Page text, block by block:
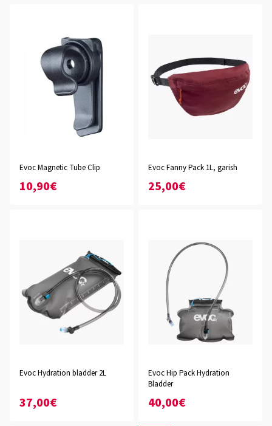
Evoc Magnetic Tube Clip
10,90€
Evoc Fanny Pack 1L, garish
25,00€
Evoc Hydration bladder 2L
37,00€
Evoc Hip Pack Hydration
Bladder
40,00€